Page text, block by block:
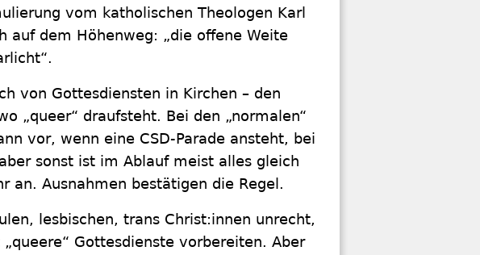
vom katholischen Theologen Karl
auf dem Höhenweg: „die offene Weite
von Gottesdiensten in Kirchen – den
„queer“ draufsteht. Bei den „normalen“
vor, wenn eine CSD-Parade ansteht, bei
sonst ist im Ablauf meist alles gleich
an. Ausnahmen bestätigen die Regel.
lesbischen, trans Christ:innen unrecht,
Gottesdienste vorbereiten. Aber